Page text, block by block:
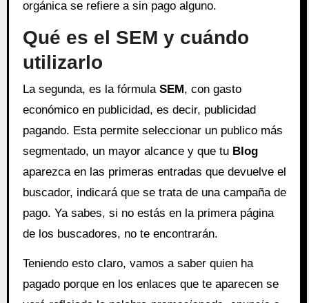
orgánica se refiere a sin pago alguno.
Qué es el SEM y cuándo
utilizarlo
La segunda, es la fórmula SEM , con gasto
económico en publicidad, es decir, publicidad
pagando. Esta permite seleccionar un publico más
segmentado, un mayor alcance y que tu Blog
aparezca en las primeras entradas que devuelve el
buscador, indicará que se trata de una campaña de
pago. Ya sabes, si no estás en la primera página
de los buscadores, no te encontrarán.
Teniendo esto claro, vamos a saber quien ha
pagado porque en los enlaces que te aparecen se